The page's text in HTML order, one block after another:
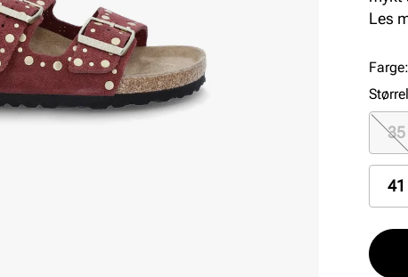
unikt
Les
Farge:
35
41